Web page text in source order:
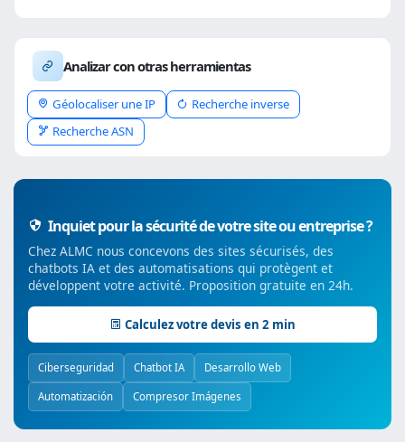
Analizar con otras herramientas
Géolocaliser une IP
Recherche inverse
Recherche ASN
Inquiet pour la sécurité de votre site ou entreprise ?
Chez ALMC nous concevons des sites sécurisés, des
chatbots IA et des automatisations qui protègent et
développent votre activité. Proposition gratuite en 24h.
Calculez votre devis en 2 min
Ciberseguridad Chatbot IA Desarrollo Web
Automatización Compresor Imágenes